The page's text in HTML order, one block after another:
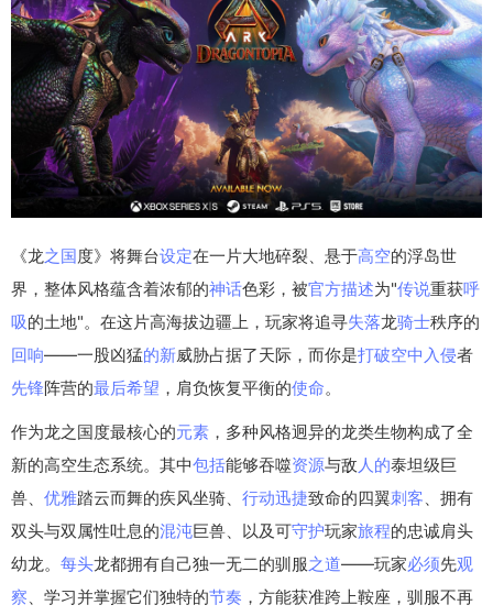
《龙之国度》将舞台设定在一片大地碎裂、悬于高空的浮岛世
界，整体风格蕴含着浓郁的神话色彩，被官方描述为"传说重获呼
吸的土地"。在这片高海拔边疆上，玩家将追寻失落龙骑士秩序的
回响——一股凶猛的新威胁占据了天际，而你是打破空中 入侵者
先锋阵营的最后希望 ，肩负恢复平衡的使命。
作为龙之国度最核心的元素 ，多种风格迥异的龙类生物构成了全
新的高空生态系统。其中包括能够吞噬资源与敌人的泰坦级巨
兽、 优雅踏云而舞的疾风坐骑、 行动迅捷致命的四翼刺客、拥有
双头与双属性吐息的混沌巨兽、以及可守护玩家旅程的忠诚肩头
幼龙。 每头龙都拥有自己独一无二的驯服之道——玩家必须先观
察、学习并掌握它们独特的节奏 ，方能获准跨上鞍座，驯服不再